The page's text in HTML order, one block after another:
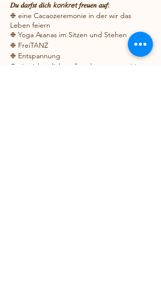
𝐷𝑢 𝑑𝑎𝑟𝑓𝑠𝑡 𝑑𝑖𝑐ℎ konkret𝑓𝑟𝑒𝑢𝑒𝑛 𝑎𝑢𝑓:
❉ eine Cacaozeremonie in der wir das
Leben feiern
❉ Yoga Asanas im Sitzen und Stehen
❉ FreiTANZ
❉ Entspannung
❉ ein sicher, liebevoll und traumasensitiv